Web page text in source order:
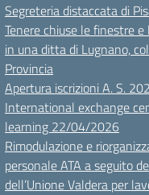
Segreteria distaccata di
Tenere chiuse le finestre
in una ditta di Lugnano,
Provincia
Apertura iscrizioni A. S.
International exchange
learning 22/04/2026
Rimodulazione e
personale ATA a seguito
dell’Unione Valdera per